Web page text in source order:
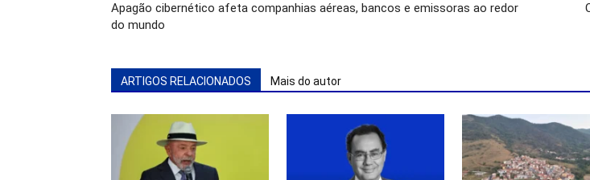
Apagão cibernético afeta companhias aéreas, bancos e emissoras ao redor
do mundo
ARTIGOS RELACIONADOS Mais do autor